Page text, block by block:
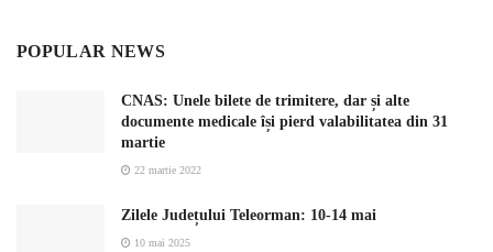
POPULAR NEWS
CNAS: Unele bilete de trimitere, dar și alte
documente medicale își pierd valabilitatea din 31
martie
22 martie 2022
Zilele Județului Teleorman: 10-14 mai
10 mai 2025